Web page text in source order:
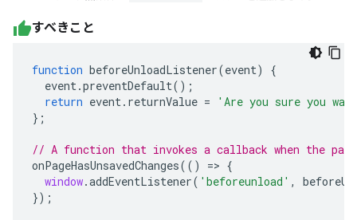
すべきこと
function beforeUnloadListener(event)
{
event.preventDefault();
return event. returnValue =
'Are you sure you
};
// A function that invokes a callback when the page
onPageHasUnsavedChanges(() => {
window.addEventListener( 'beforeunload' ,
});